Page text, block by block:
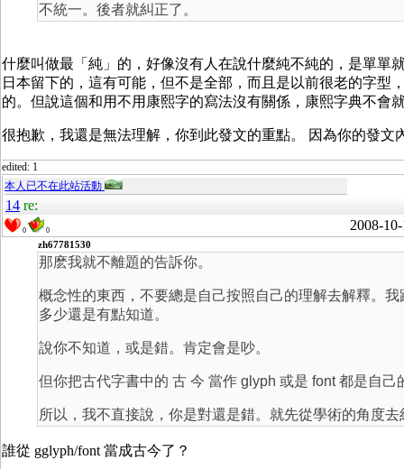
不統一。後者就糾正了。
什麼叫做最「純」的，好像沒有人在說什麼純不純的，是單單
日本留下的，這有可能，但不是全部，而且是以前很老的字型
的。但說這個和用不用康熙字的寫法沒有關係，康熙字典不會
很抱歉，我還是無法理解，你到此發文的重點。 因為你的發
edited: 1
本人已不在此站活動
14 re:
0 0 2008-
zh67781530
那麽我就不離題的告訴你。
概念性的東西，不要總是自己按照自己的理解去解釋。
多少還是有點知道。
說你不知道，或是錯。肯定會是吵。
但你把古代字書中的 古 今 當作 glyph 或是 font 都是自
所以，我不直接說，你是對還是錯。就先從學術的角度去
誰從 gglyph/font 當成古今了？